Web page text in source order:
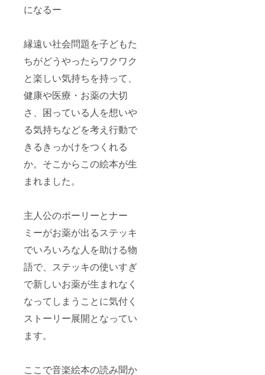
になるー
縁遠い社会問題を子どもた
ちがどうやったらワクワク
と楽しい気持ちを持って、
健康や医療・お薬の大切
さ、困っている人を想いや
る気持ちなどを考え行動で
きるきっかけをつくれる
か。そこからこの絵本が生
まれました。
主人公のポーリーとナー
ミーがお薬が出るステッキ
でいろいろな人を助ける物
語で、ステッキの使いすぎ
で新しいお薬が生まれなく
なってしまうことに気付く
ストーリー展開となってい
ます。
ここで音楽絵本の読み聞か